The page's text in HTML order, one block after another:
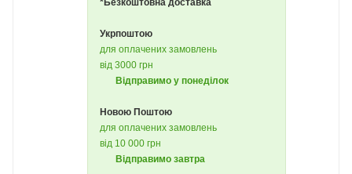
*Безкоштовна доставка
Укрпоштою
для оплачених замовлень
від 3000 грн
Відправимо у понеділок
Новою Поштою
для оплачених замовлень
від 10 000 грн
Відправимо завтра